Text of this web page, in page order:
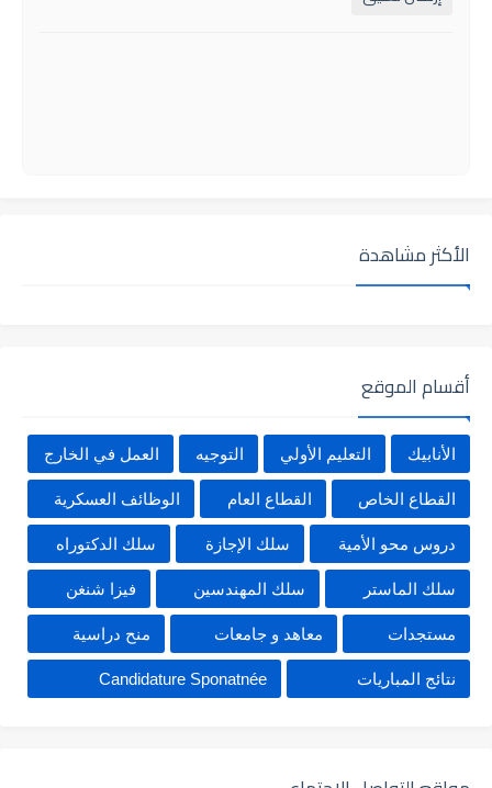
الأكثر مشاهدة
أقسام الموقع
الأنابيك التعليم الأولي التوجيه العمل في الخارج
القطاع الخاص القطاع العام الوظائف العسكرية
دروس محو الأمية سلك الإجازة سلك الدكتوراه
سلك الماستر سلك المهندسين فيزا شنغن
مستجدات معاهد و جامعات منح دراسية
نتائج المباريات Candidature Sponatnée